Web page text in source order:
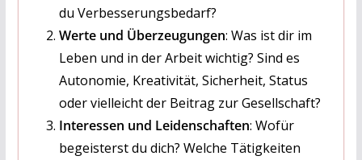
du Verbesserungsbedarf?
Werte und Überzeugungen: Was ist dir im
Leben und in der Arbeit wichtig? Sind es
Autonomie, Kreativität, Sicherheit, Status
oder vielleicht der Beitrag zur Gesellschaft?
Interessen und Leidenschaften: Wofür
begeisterst du dich? Welche Tätigkeiten